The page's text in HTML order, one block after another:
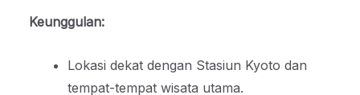
Keunggulan:
Lokasi dekat dengan Stasiun Kyoto dan
tempat-tempat wisata utama.